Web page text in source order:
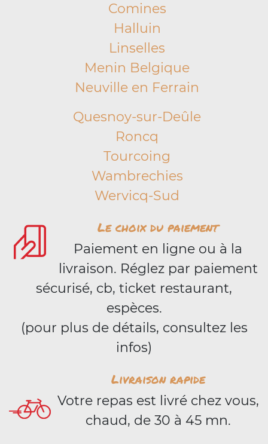
Comines
Halluin
Linselles
Menin Belgique
Neuville en Ferrain
Quesnoy-sur-Deûle
Roncq
Tourcoing
Wambrechies
Wervicq-Sud
Le choix du paiement
Paiement en ligne ou à la
livraison. Réglez par paiement
sécurisé, cb, ticket restaurant,
espèces.
(pour plus de détails, consultez les
infos)
Livraison rapide
Votre repas est livré chez vous,
chaud, de 30 à 45 mn.